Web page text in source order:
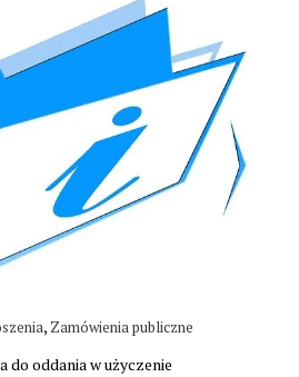
, Zamówienia publiczne
do oddania w użyczenie